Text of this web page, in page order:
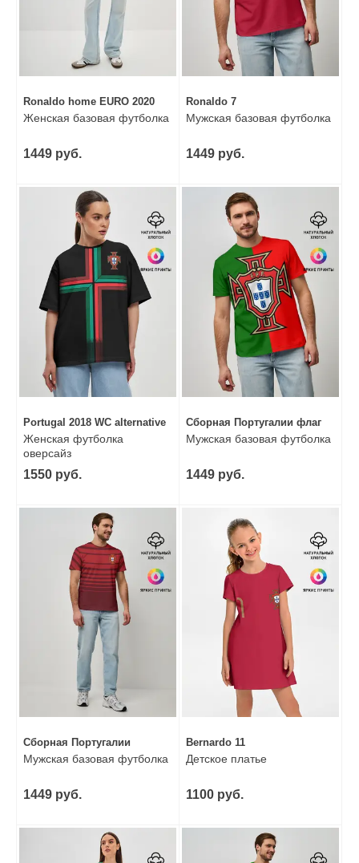
Ronaldo home EURO 2020
Женская базовая футболка
1449 руб.
Ronaldo 7
Мужская базовая футболка
1449 руб.
Portugal 2018 WC alternative
Женская футболка
оверсайз
1550 руб.
Сборная Португалии флаг
Мужская базовая футболка
1449 руб.
Сборная Португалии
Мужская базовая футболка
1449 руб.
Bernardo 11
Детское платье
1100 руб.